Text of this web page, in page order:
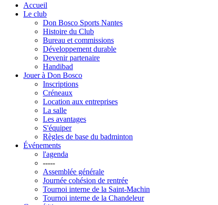
Accueil
Le club
Don Bosco Sports Nantes
Histoire du Club
Bureau et commissions
Développement durable
Devenir partenaire
Handibad
Jouer à Don Bosco
Inscriptions
Créneaux
Location aux entreprises
La salle
Les avantages
S'équiper
Règles de base du badminton
Événements
l'agenda
-----
Assemblée générale
Journée cohésion de rentrée
Tournoi interne de la Saint-Machin
Tournoi interne de la Chandeleur